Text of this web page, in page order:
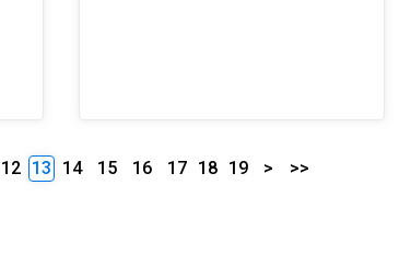
12 13 14 15 16 17 18 19 > >>